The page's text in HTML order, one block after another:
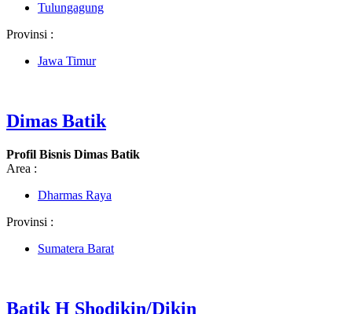
Tulungagung
Provinsi :
Jawa Timur
Dimas Batik
Profil Bisnis Dimas Batik
Area :
Dharmas Raya
Provinsi :
Sumatera Barat
Batik H Shodikin/Dikin